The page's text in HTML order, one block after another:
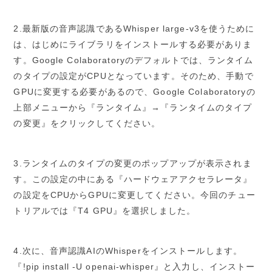
2.最新版の音声認識であるWhisper large-v3を使うために
は、はじめにライブラリをインストールする必要がありま
す。Google Colaboratoryのデフォルトでは、ランタイム
のタイプの設定がCPUとなっています。そのため、手動で
GPUに変更する必要があるので、Google Colaboratoryの
上部メニューから『ランタイム』→『ランタイムのタイプ
の変更』をクリックしてください。
3.ランタイムのタイプの変更のポップアップが表示されま
す。この設定の中にある『ハードウェアアクセラレータ』
の設定をCPUからGPUに変更してください。今回のチュー
トリアルでは『T4 GPU』を選択しました。
4.次に、音声認識AIのWhisperをインストールします。
『!pip install -U openai-whisper』と入力し、インストー